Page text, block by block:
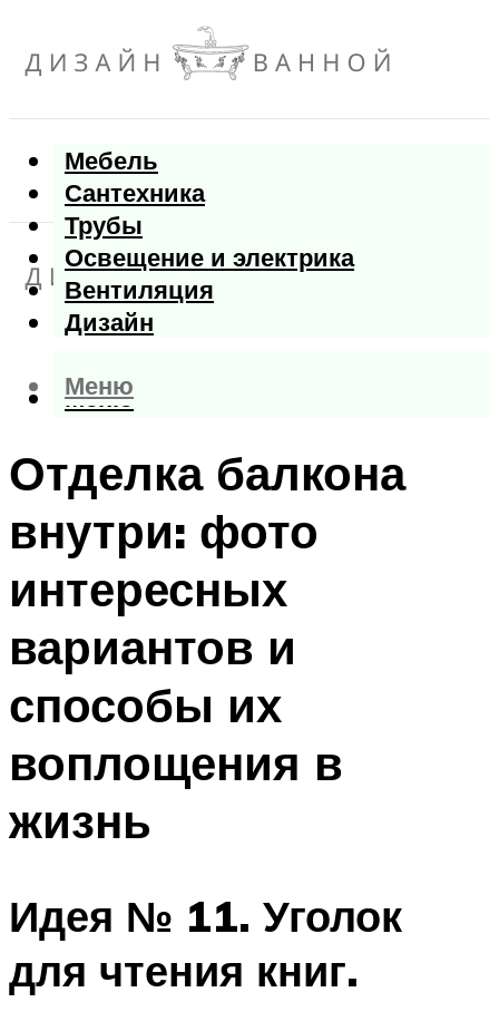
Мебель
Сантехника
Трубы
Освещение и электрика
Вентиляция
Дизайн
Меню
Меню
Отделка балкона
внутри: фото
интересных
вариантов и
способы их
воплощения в
жизнь
Идея № 11. Уголок
для чтения книг.